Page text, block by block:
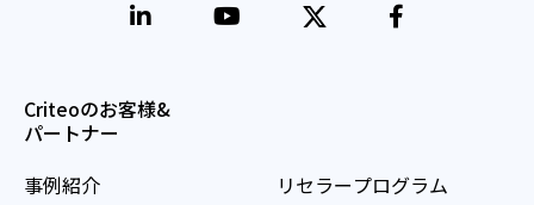
Criteoのお客様&
パートナー
事例紹介
リセラープログラム